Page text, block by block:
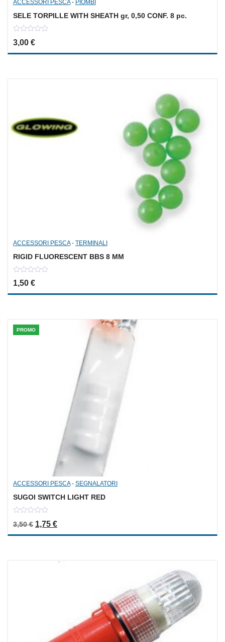
ACCESSORI PESCA- PIOMBI
SELE TORPILLE WITH SHEATH gr, 0,50 CONF. 8 pc.
0
out
3,00 €
ACCESSORI PESCA- TERMINALI
RIGID FLUORESCENT BBS 8 MM
0
out
of
1,50 €
PROMO
ACCESSORI PESCA- SEGNALATORI
SUGOI SWITCH LIGHT RED
out
of
3,50€ Il prezzo originale era: 3,50 €.
1,75 €Il prezzo attuale è: 1,75 €.